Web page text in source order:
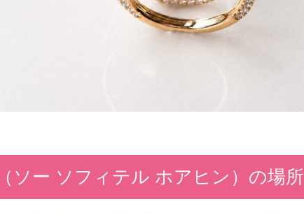
ソー ソフィテル ホアヒン）の場所